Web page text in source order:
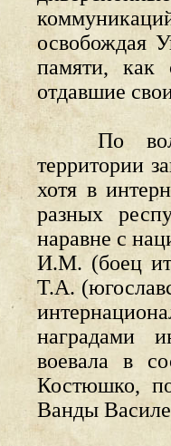
освобождая
памяти, как
отдавшие
По
территории
хотя в
разных
наравне с
И.М. (боец
Т.А.
наградами
воевала в
Костюшко,
Ванды